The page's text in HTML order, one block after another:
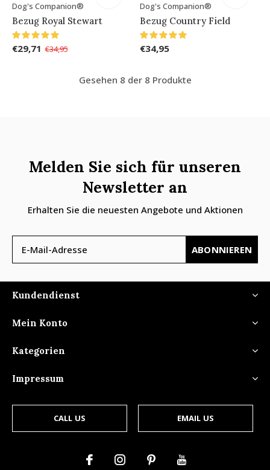
Dog's Companion®
Bezug Royal Stewart
€29,71 €34,95
Dog's Companion®
Bezug Country Field
€34,95
Gesehen 8 der 8 Produkte
Melden Sie sich für unseren
Newsletter an
Erhalten Sie die neuesten Angebote und Aktionen
ABONNIEREN
Kundendienst
Mein Konto
Kategorien
Impressum
CALL US EMAIL US